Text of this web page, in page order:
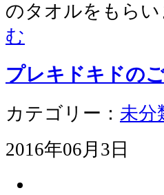
のタオルをもら
む
プレキドキドの
カテゴリー： 未分
2016年06月3日